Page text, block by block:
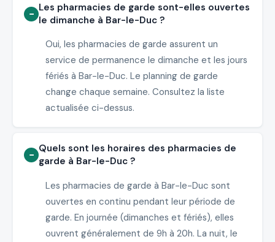
Les pharmacies de garde sont-elles ouvertes
le dimanche à Bar-le-Duc ?
Oui, les pharmacies de garde assurent un
service de permanence le dimanche et les jours
fériés à Bar-le-Duc. Le planning de garde
change chaque semaine. Consultez la liste
actualisée ci-dessus.
Quels sont les horaires des pharmacies de
garde à Bar-le-Duc ?
Les pharmacies de garde à Bar-le-Duc sont
ouvertes en continu pendant leur période de
garde. En journée (dimanches et fériés), elles
ouvrent généralement de 9h à 20h. La nuit, le